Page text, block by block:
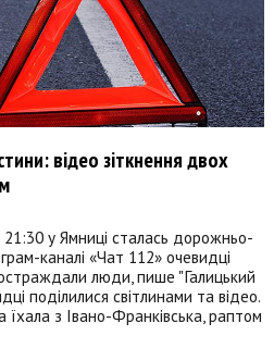
відео зіткнення двох
21:30 у Ямниці сталась дорожньо-
каналі «Чат 112» очевидці
люди, пише "Галицький
поділилися світлинами та відео.
їхала з Івано-Франківська, раптом